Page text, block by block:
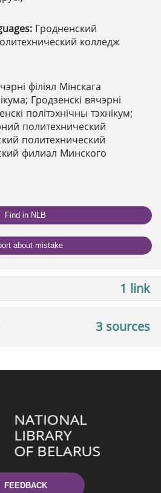
Гродненский
колледж
філіял Мінскага
Гродзенскі вячэрні
політэхнічны тэхнікум;
политехнический
политехнический
филиал Минского
Find in NLB
about mistake
1 link
3 sources
FEEDBACK